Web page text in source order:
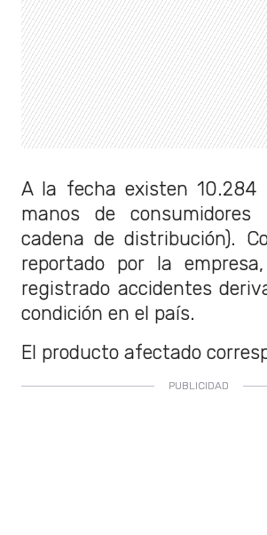
A la fecha existen 10.284
manos de consumidores
cadena de distribución).
reportado por la
registrado accidentes
condición en el país.
El producto afectado